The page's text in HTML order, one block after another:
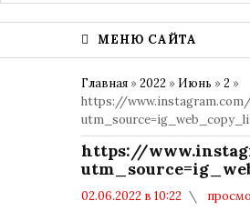
МЕНЮ САЙТА
Главная »2022 » Июнь »2 »
https://
https://
02.06.2022 в 10:22